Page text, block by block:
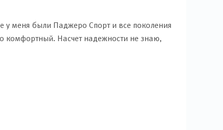
меня были Паджеро Спорт и все поколения
комфортный. Насчет надежности не знаю,
метра. Понимаете, с такими
внимание на китайцев. Сначала хотел
отзывы. Конечно, съездил на тест-драйв.